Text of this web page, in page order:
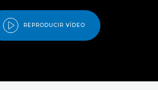
REPRODUCIR VÍDEO